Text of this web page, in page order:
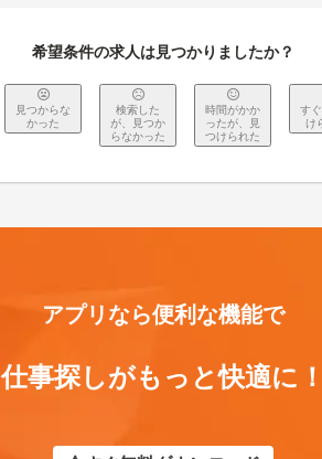
希望条件の求人は見つかりましたか？
見つからな
かった
検索した
が、見つか
らなかった
時間がかか
ったが、見
つけられた
す
け
アプリなら便利な機能で
仕事探しがもっと快適に